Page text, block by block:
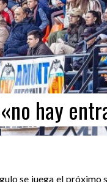
hay
se juega el próximo